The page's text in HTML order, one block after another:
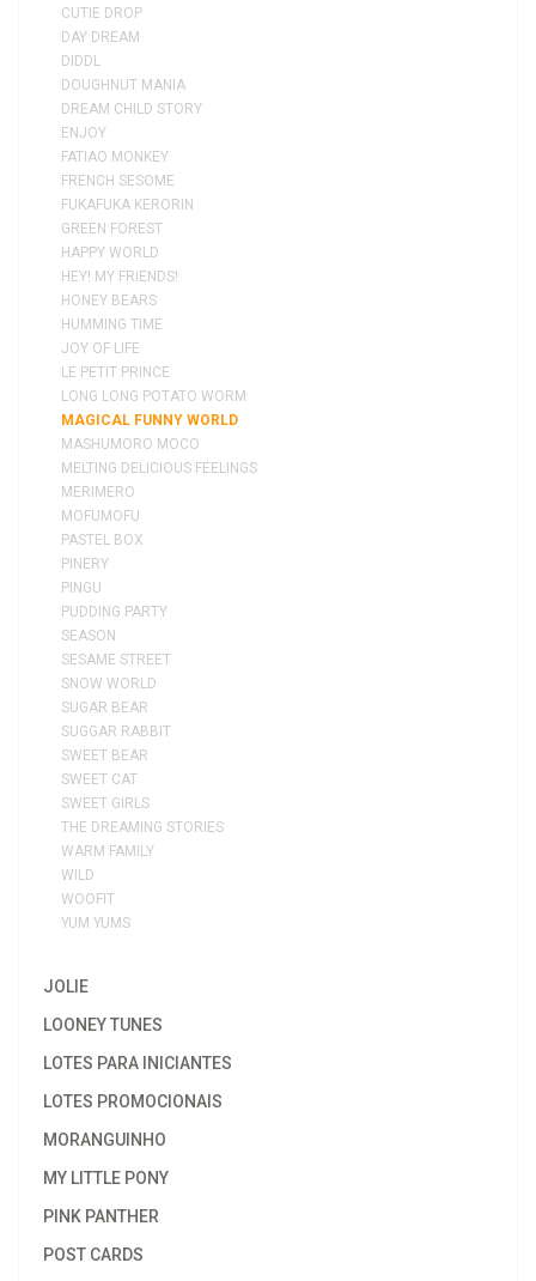
CUTIE DROP
DAY DREAM
DIDDL
DOUGHNUT MANIA
DREAM CHILD STORY
ENJOY
FATIAO MONKEY
FRENCH SESOME
FUKAFUKA KERORIN
GREEN FOREST
HAPPY WORLD
HEY! MY FRIENDS!
HONEY BEARS
HUMMING TIME
JOY OF LIFE
LE PETIT PRINCE
LONG LONG POTATO WORM
MAGICAL FUNNY WORLD
MASHUMORO MOCO
MELTING DELICIOUS FEELINGS
MERIMERO
MOFUMOFU
PASTEL BOX
PINERY
PINGU
PUDDING PARTY
SEASON
SESAME STREET
SNOW WORLD
SUGAR BEAR
SUGGAR RABBIT
SWEET BEAR
SWEET CAT
SWEET GIRLS
THE DREAMING STORIES
WARM FAMILY
WILD
WOOFIT
YUM YUMS
JOLIE
LOONEY TUNES
LOTES PARA INICIANTES
LOTES PROMOCIONAIS
MORANGUINHO
MY LITTLE PONY
PINK PANTHER
POST CARDS